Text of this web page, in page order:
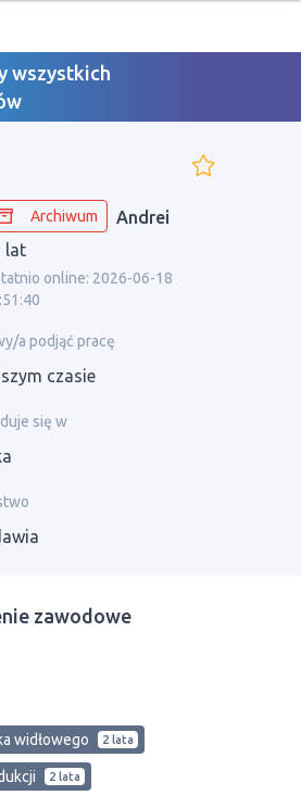
wszystkich
Archiwum
Andrei
lat
online: 2026-06-18
a podjąć pracę
czasie
się w
zawodowe
widłowego 2 lata
2 lata